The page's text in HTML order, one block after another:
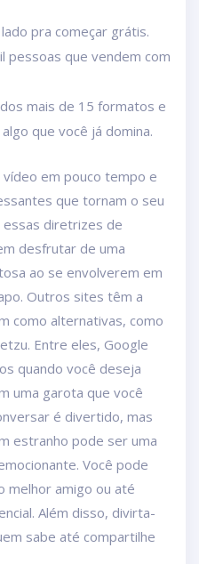
pra começar grátis.
pessoas que vendem com
mais de 15 formatos e
que você já domina.
em pouco tempo e
que tornam o seu
essas diretrizes de
desfrutar de uma
ao se envolverem em
Outros sites têm a
como alternativas, como
Entre eles, Google
quando você deseja
uma garota que você
é divertido, mas
estranho pode ser uma
Você pode
melhor amigo ou até
Além disso, divirta-
sabe até compartilhe